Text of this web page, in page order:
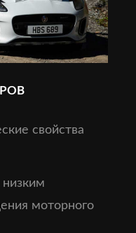
свойства
моторного